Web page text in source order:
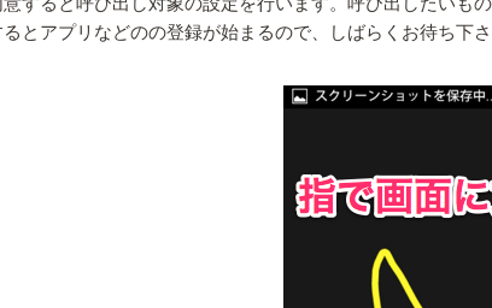
とアプリなどのの登録が始まるので、しばらくお待ち下さ